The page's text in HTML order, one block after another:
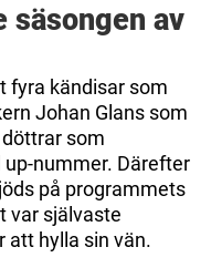
säsongen av
fyra kändisar som
Johan Glans som
som
nummer. Därefter
på programmets
var självaste
att hylla sin vän.